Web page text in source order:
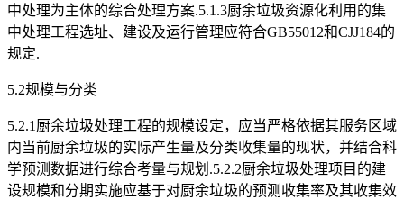
中处理为主体的综合处理方案.5.1.3厨余垃圾资源化利用的集
中处理工程选址、建设及运行管理应符合GB55012和CJJ184的
规定.
5.2规模与分类
5.2.1厨余垃圾处理工程的规模设定，应当严格依据其服务区域
内当前厨余垃圾的实际产生量及分类收集量的现状，并结合科
学预测数据进行综合考量与规划.5.2.2厨余垃圾处理项目的建
设规模和分期实施应基于对厨余垃圾的预测收集率及其收集效